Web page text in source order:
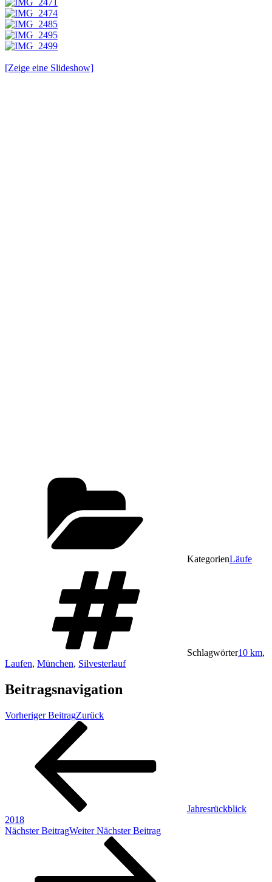
[Zeige eine Slideshow]
KategorienLäufe
Schlagwörter10 km,
Laufen, München, Silvesterlauf
Beitragsnavigation
Vorheriger BeitragZurück
Jahresrückblick
2018
Nächster BeitragWeiter Nächster Beitrag